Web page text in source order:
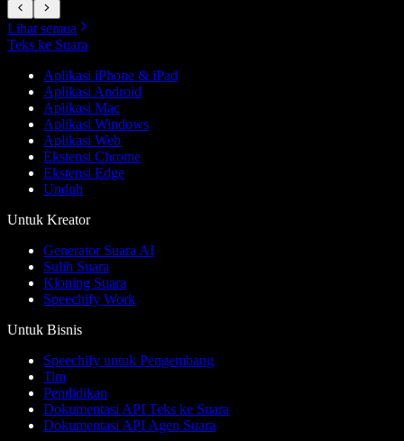
Lihat semua
Teks ke Suara
Aplikasi iPhone & iPad
Aplikasi Android
Aplikasi Mac
Aplikasi Windows
Aplikasi Web
Ekstensi Chrome
Ekstensi Edge
Unduh
Untuk Kreator
Generator Suara AI
Sulih Suara
Kloning Suara
Speechify Work
Untuk Bisnis
Speechify untuk Pengembang
Tim
Pendidikan
Dokumentasi API Teks ke Suara
Dokumentasi API Agen Suara